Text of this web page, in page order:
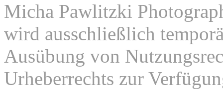
Micha Pawlitzki
wird ausschließlich
Ausübung von
Urheberrechts zur